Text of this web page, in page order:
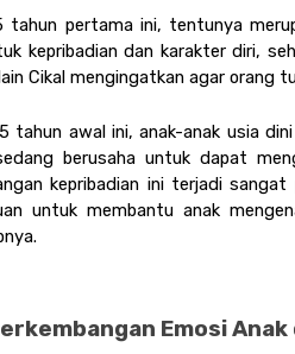
tahun pertama ini, tentunya
kepribadian dan karakter diri,
Cikal mengingatkan agar orang
tahun awal ini, anak-anak usia
berusaha untuk dapat
kepribadian ini terjadi
untuk membantu anak
Emosi